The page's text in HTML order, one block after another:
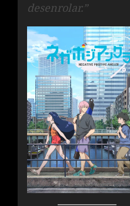
desenrolar.”